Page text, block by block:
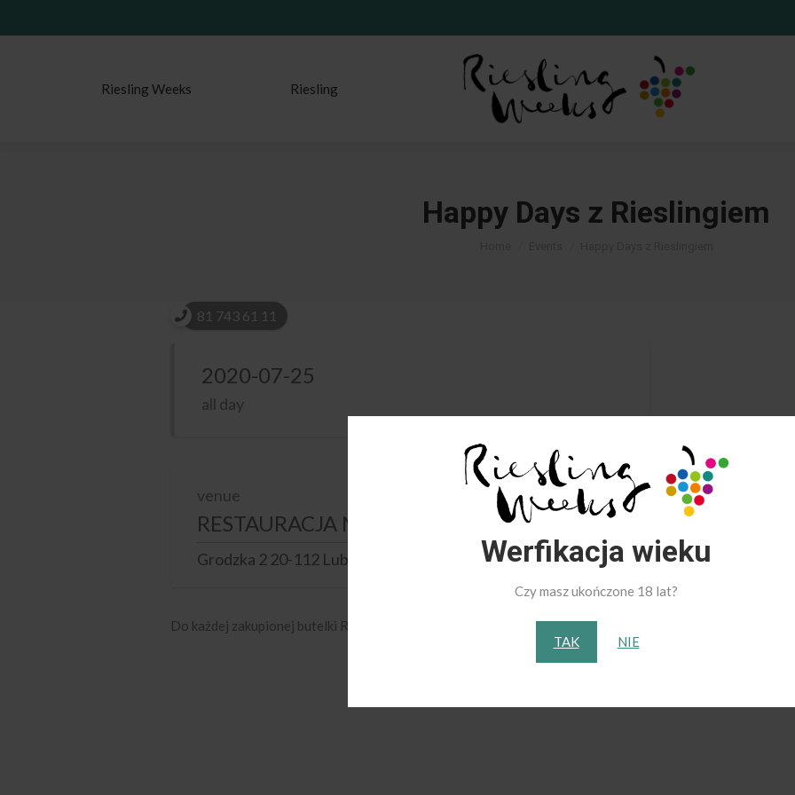
Werfikacja wieku
Czy masz ukończone 18 lat?
TAK NIE
Riesling Weeks Riesling
Happy Days z Rieslingiem
81 743 61 11
2020-07-25
all day
venue
RESTAURACJA MAGIA
Grodzka 2 20-112 Lublin
Do każdej zakupionej butelki Rieslinga na hasło: „Riesling Weeks” – druga butelka Rieslinga z 20% rabatem.